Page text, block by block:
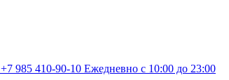
+7 985 410-90-10 Ежедневно с 10:00 до 23:00